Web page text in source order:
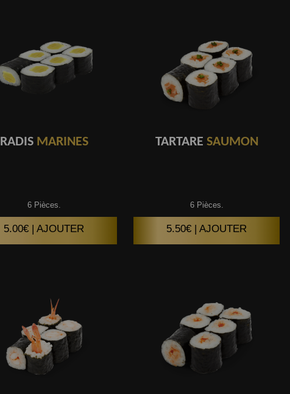
RADISMARINES
6 Pièces.
5.00€ | AJOUTER
TARTARE SAUMON
6 Pièces.
5.50€ | AJOUTER